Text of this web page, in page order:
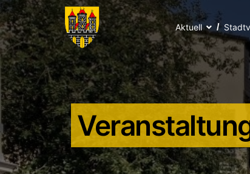
Aktuell